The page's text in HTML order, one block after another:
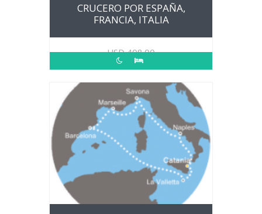
CRUCERO POR ESPAÑA,
FRANCIA, ITALIA
USD408.00